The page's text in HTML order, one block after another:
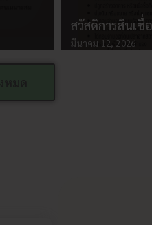
สวัสดิการสินเชื่
มีนาคม 12, 2026